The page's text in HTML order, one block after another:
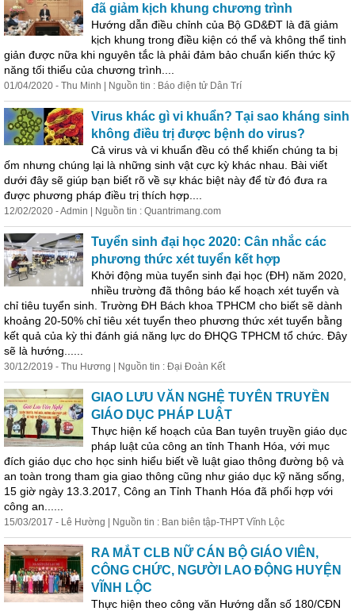
đã giảm kịch khung chương trình
Hướng dẫn điều chỉnh của Bộ GD&ĐT là đã giảm
kịch khung trong điều kiện có thể và không thể tinh
giản được nữa khi nguyên tắc là phải đảm bảo chuẩn kiến thức kỹ
năng tối thiểu của chương trình....
01/04/2020 - Thu Minh | Nguồn tin : Báo điện tử Dân Trí
Virus khác gì vi khuẩn? Tại sao kháng sinh
không điều trị được bệnh do virus?
Cả virus và vi khuẩn đều có thể khiến chúng ta bị
ốm nhưng chúng lại là những sinh vật cực kỳ khác nhau. Bài viết
dưới đây sẽ giúp bạn biết rõ về sự khác biệt này để từ đó đưa ra
được phương pháp điều trị thích hợp....
12/02/2020 - Admin | Nguồn tin : Quantrimang.com
Tuyển sinh đại học 2020: Cân nhắc các
phương thức xét tuyển kết hợp
Khởi động mùa tuyển sinh đại học (ĐH) năm 2020,
nhiều trường đã thông báo kế hoạch xét tuyển và
chỉ tiêu tuyển sinh. Trường ĐH Bách khoa TPHCM cho biết sẽ dành
khoảng 20-50% chỉ tiêu xét tuyển theo phương thức xét tuyển bằng
kết quả của kỳ thi đánh giá năng lực do ĐHQG TPHCM tổ chức. Đây
sẽ là hướng......
30/12/2019 - Thu Hương | Nguồn tin : Đại Đoàn Kết
GIAO LƯU VĂN NGHỆ TUYÊN TRUYỀN
GIÁO DỤC PHÁP LUẬT
Thực hiện kế hoạch của Ban tuyên truyền giáo dục
pháp luật của công an tỉnh Thanh Hóa, với mục
đích giáo dục cho học sinh hiểu biết về luật giao thông đường bộ và
an toàn trong tham gia giao thông cũng như giáo dục kỹ năng sống,
15 giờ ngày 13.3.2017, Công an Tỉnh Thanh Hóa đã phối hợp với
công an......
15/03/2017 - Lê Hường | Nguồn tin : Ban biên tập-THPT Vĩnh Lộc
RA MẮT CLB NỮ CÁN BỘ GIÁO VIÊN,
CÔNG CHỨC, NGƯỜI LAO ĐỘNG HUYỆN
VĨNH LỘC
Thực hiện theo công văn Hướng dẫn số 180/CĐN